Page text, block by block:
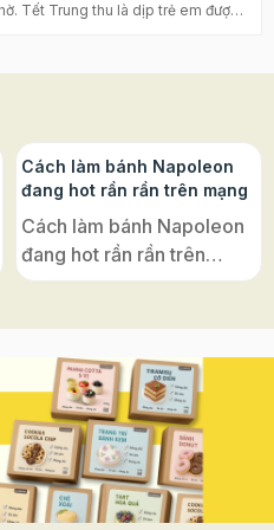
Cách làm bánh Napoleon
đang hot rần rần trên mạng
Cách làm bánh Napoleon
đang hot rần rần trên
mạng – hoá ra lại cực dễ
là “Napoleon”? Nghe đến
“Napoleon”, nhiều người
thường nghĩ ngay đến vị
hoàng đế lừng danh của
Pháp. Nhưng thật ra, tên
gọi ấy chỉ là một sự nhầm